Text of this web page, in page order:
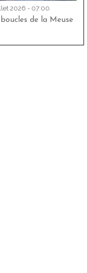
2026 - 07:00
de la Meuse